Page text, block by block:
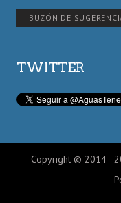
BUZÓN DE
TWITTER
Copyright © 2014 -